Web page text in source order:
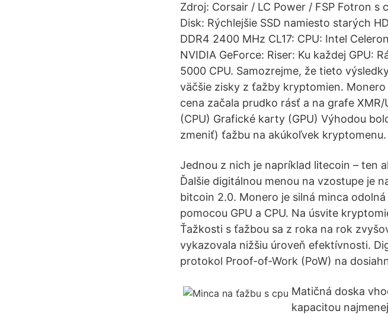
Zdroj: Corsair / LC Power / FSP Fotron s
Disk: Rýchlejšie SSD namiesto starých
DDR4 2400 MHz CL17: CPU: Intel
NVIDIA GeForce: Riser: Ku každej GPU:
5000 CPU. Samozrejme, že tieto
väčšie zisky z ťažby kryptomien.
cena začala prudko rásť a na grafe
(CPU) Grafické karty (GPU) Výhodou
zmeniť) ťažbu na akúkoľvek kryptomenu.
Jednou z nich je napríklad litecoin – ten
Ďalšie digitálnou menou na vzostupe je
bitcoin 2.0. Monero je silná minca
pomocou GPU a CPU. Na úsvite
Ťažkosti s ťažbou sa z roka na rok
vykazovala nižšiu úroveň efektívnosti.
protokol Proof-of-Work (PoW) na
Matičná doska
kapacitou